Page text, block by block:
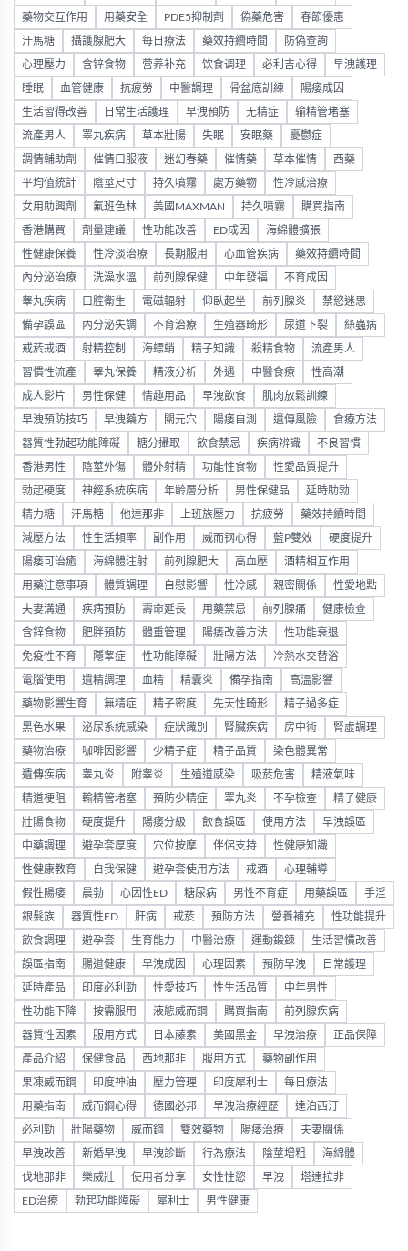
藥物交互作用 用藥安全 PDE5抑制劑 偽藥危害 春節優惠
汗馬糖 攝護腺肥大 每日療法 藥效持續時間 防偽查詢
心理壓力 含锌食物 营养补充 饮食调理 必利吉心得 早洩護理
睡眠 血管健康 抗疲勞 中醫調理 骨盆底訓練 陽痿成因
生活習得改善 日常生活護理 早洩預防 无精症 输精管堵塞
流產男人 睪丸疾病 草本壯陽 失眠 安眠藥 憂鬱症
調情輔助劑 催情口服液 迷幻春藥 催情藥 草本催情 西藥
平均值統計 陰莖尺寸 持久噴霧 處方藥物 性冷感治療
女用助興劑 氟班色林 美國MAXMAN 持久噴霧 購買指南
香港購買 劑量建議 性功能改善 ED成因 海綿體擴張
性健康保養 性冷淡治療 長期服用 心血管疾病 藥效持續時間
內分泌治療 洗澡水溫 前列腺保健 中年發福 不育成因
睾丸疾病 口腔衛生 電磁輻射 仰臥起坐 前列腺炎 禁慾迷思
備孕誤區 內分泌失調 不育治療 生殖器畸形 尿道下裂 絲蟲病
戒菸戒酒 射精控制 海螵蛸 精子知識 殺精食物 流產男人
習慣性流產 睾丸保養 精液分析 外遇 中醫食療 性高潮
成人影片 男性保健 情趣用品 早洩飲食 肌肉放鬆訓練
早洩預防技巧 早洩藥方 關元穴 陽痿自測 遺傳風險 食療方法
器質性勃起功能障礙 糖分攝取 飲食禁忌 疾病辨識 不良習慣
香港男性 陰莖外傷 體外射精 功能性食物 性愛品質提升
勃起硬度 神經系統疾病 年齡層分析 男性保健品 延時助勃
精力糖 汗馬糖 他達那非 上班族壓力 抗疲勞 藥效持續時間
減壓方法 性生活頻率 副作用 威而钢心得 藍P雙效 硬度提升
陽痿可治癒 海綿體注射 前列腺肥大 高血壓 酒精相互作用
用藥注意事項 體質調理 自慰影響 性冷感 親密關係 性愛地點
夫妻溝通 疾病預防 壽命延長 用藥禁忌 前列腺痛 健康檢查
含鋅食物 肥胖預防 體重管理 陽痿改善方法 性功能衰退
免疫性不育 隱睾症 性功能障礙 壯陽方法 冷熱水交替浴
電腦使用 遺精調理 血精 精囊炎 備孕指南 高溫影響
藥物影響生育 無精症 精子密度 先天性畸形 精子過多症
黑色水果 泌尿系統感染 症狀識別 腎臟疾病 房中術 腎虛調理
藥物治療 咖啡因影響 少精子症 精子品質 染色體異常
遺傳疾病 睾丸炎 附睾炎 生殖道感染 吸菸危害 精液氣味
精道梗阻 輸精管堵塞 預防少精症 睪丸炎 不孕檢查 精子健康
壯陽食物 硬度提升 陽痿分級 飲食誤區 使用方法 早洩誤區
中藥調理 避孕套厚度 穴位按摩 伴侶支持 性健康知識
性健康教育 自我保健 避孕套使用方法 戒酒 心理輔導
假性陽痿 晨勃 心因性ED 糖尿病 男性不育症 用藥誤區 手淫
銀髮族 器質性ED 肝病 戒菸 預防方法 營養補充 性功能提升
飲食調理 避孕套 生育能力 中醫治療 運動鍛鍊 生活習慣改善
誤區指南 腸道健康 早洩成因 心理因素 預防早洩 日常護理
延時產品 印度必利勁 性愛技巧 性生活品質 中年男性
性功能下降 按需服用 液態威而鋼 購買指南 前列腺疾病
器質性因素 服用方式 日本藤素 美國黑金 早洩治療 正品保障
產品介紹 保健食品 西地那非 服用方式 藥物副作用
果凍威而鋼 印度神油 壓力管理 印度犀利士 每日療法
用藥指南 威而鋼心得 德國必邦 早洩治療經歷 達泊西汀
必利勁 壯陽藥物 威而鋼 雙效藥物 陽痿治療 夫妻關係
早洩改善 新婚早洩 早洩診斷 行為療法 陰莖增粗 海綿體
伐地那非 樂威壯 使用者分享 女性性慾 早洩 塔達拉非
ED治療 勃起功能障礙 犀利士 男性健康